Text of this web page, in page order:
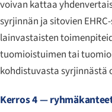
voivan kattaa
syrjinnän ja sitovien
lainvastaisten
tuomioistuimen tai
kohdistuvasta
Kerros 4 —